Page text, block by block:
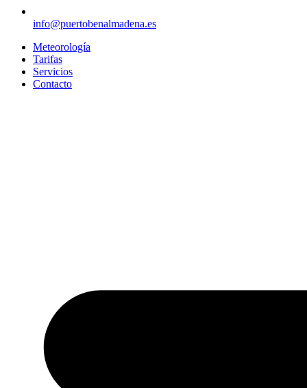
info@puertobenalmadena.es
Meteorología
Tarifas
Servicios
Contacto